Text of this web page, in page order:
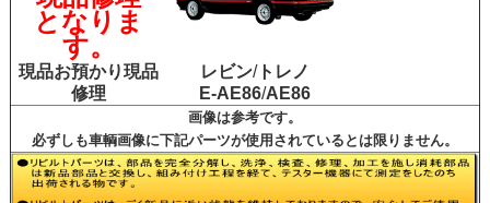
となりま
す。
現品お預かり現品
修理
レビン/トレノ
E-AE86/AE86
画像は参考です。
必ずしも車輌画像に下記パーツが使用されているとは限りません。